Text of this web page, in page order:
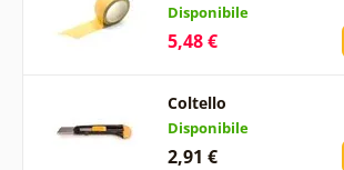
Disponibile
5,48 €
Coltello
Disponibile
2,91 €